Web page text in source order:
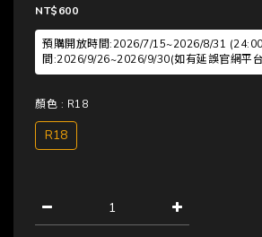
NT$600
預購開放時間:2026/7/15~2026/8/31
間:2026/9/26~2026/9/30(如有延誤官網平
顏色 : R18
R18